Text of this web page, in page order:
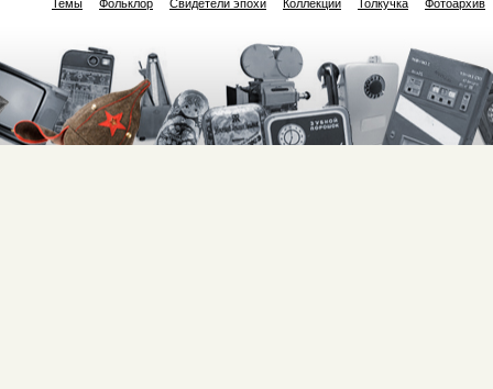
Темы Фольклор Свидетели эпохи Коллекции Толкучка Фотоархив